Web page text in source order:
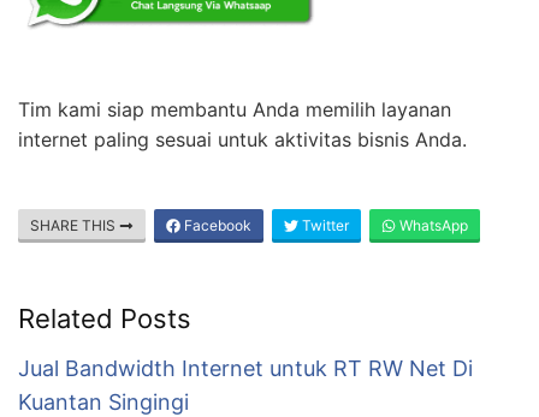
Tim kami siap membantu Anda memilih layanan
internet paling sesuai untuk aktivitas bisnis Anda.
SHARE THIS Facebook Twitter WhatsApp
Related Posts
Jual Bandwidth Internet untuk RT RW Net Di
Kuantan Singingi